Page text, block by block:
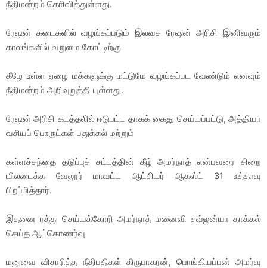
நீதிமன்றம் தெரிவித்துள்ளது.
ரேஷன் கடைகளில் வழங்கப்படும் இலவச ரேஷன் அரிசி இனிவரும்
காலங்களில் வறுமை கோட்டிற்கு
கீழே உள்ள ஏழை மக்களுக்கு மட்டுமே வழங்கப்பட வேண்டும் எனவும்
நீதிமன்றம் அறிவுறுத்தி யுள்ளது.
ரேஷன் அரிசி கடத்தலில் ஈடுபட்ட தாகக் கைது செய்யப்பட்டு, அத்தியா
வசியப் பொருட்கள் பதுக்கல் மற்றும்
கள்ளச்சந்தை தடுப்புச் சட்டத்தின் கீழ் அமர்நாத் என்பவரை சிறை
யிலடைக்க வேலூர் மாவட்ட ஆட்சியர் ஆகஸ்ட் 31 உத்தரவு
பிறப்பித்தார்.
இதனை ரத்து செய்யக்கோரி அமர்நாத் மனைவி சவ்ஜன்யா தாக்கல்
செய்த ஆட்கொணர்வு
மனுவை விசாரித்த நீதிபதிகள் கிருபாகரன், பொங்கியப்பன் அமர்வு